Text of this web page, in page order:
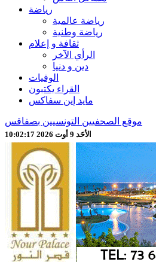
رياضة
رياضة عالمية
رياضة وطنية
ثقافة و إعلام
الرأي الآخر
دين و دنيا
الوفيات
القراء يكتبون
مايد إين سفاكس
موقع الصحفيين التونسيين بصفاقس
الأحَد 9 أوت 2026 10:02:19